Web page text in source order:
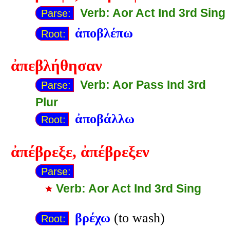
Parse: Verb: Aor Act Ind 3rd Sing
Root: ἀποβλέπω
ἀπεβλήθησαν
Parse:
Verb: Aor Pass Ind 3rd
Plur
Root: ἀποβάλλω
ἀπέβρεξε, ἀπέβρεξεν
Parse:
Verb: Aor Act Ind 3rd Sing
Root: βρέχω (to wash)